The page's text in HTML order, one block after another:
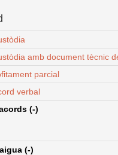
amb document tècnic
parcial
verbal
(-)
(-)